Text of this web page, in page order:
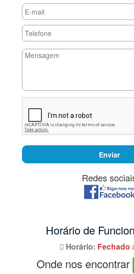
Enviar
Redes
Horário de
Horário: Fechado
Onde nos encontrar